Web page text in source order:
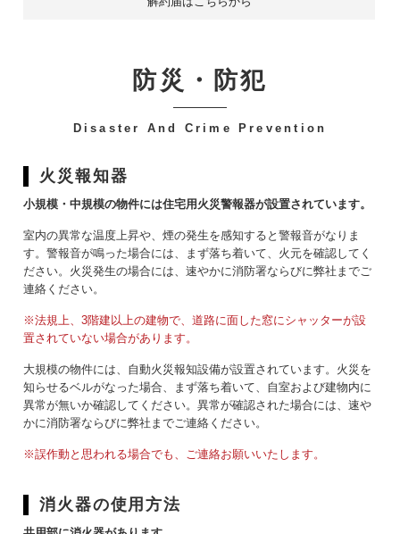
防災・防犯
-
Disaster And Crime Prevention
火災報知器
小規模・中規模の物件には住宅用火災警報器が設置されています。
室内の異常な温度上昇や、煙の発生を感知すると警報音がなりま
す。警報音が鳴った場合には、まず落ち着いて、火元を確認してく
ださい。火災発生の場合には、速やかに消防署ならびに弊社までご
連絡ください。
※法規上、3階建以上の建物で、道路に面した窓にシャッターが設
置されていない場合があります。
大規模の物件には、自動火災報知設備が設置されています。火災を
知らせるベルがなった場合、まず落ち着いて、自室および建物内に
異常が無いか確認してください。異常が確認された場合には、速や
かに消防署ならびに弊社までご連絡ください。
※誤作動と思われる場合でも、ご連絡お願いいたします。
消火器の使用方法